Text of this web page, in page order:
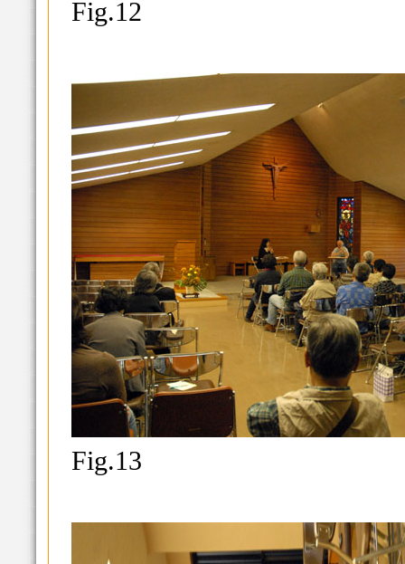
Fig.12
Fig.13